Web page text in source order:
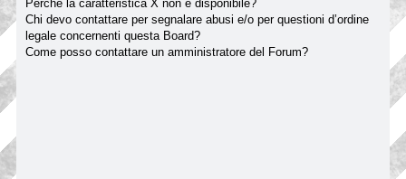
Perché la caratteristica X non è disponibile?
Chi devo contattare per segnalare abusi e/o per questioni d’ordine
legale concernenti questa Board?
Come posso contattare un amministratore del Forum?